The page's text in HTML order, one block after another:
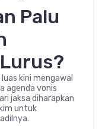
Palu
kini mengawal
agenda vonis
jaksa diharapkan
untuk